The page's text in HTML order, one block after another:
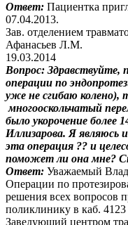
Ответ: Пациентка
07.04.2013.
Зав. отделением
Афанасьев Л.М.
19.03.2014
Вопрос: Здравствуйте,
операции по
уже не сгибаю
многооскольчатый
было укорочение более
Иллизарова. Я являюсь
эта операция ?? и
поможет ли она мне?
Ответ: Уважаемый
Операции по
решения всех вопросов
поликлинику в каб. 4123
Заведующий центром